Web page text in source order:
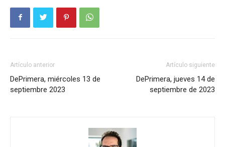
Artículo anterior
DePrimera, miércoles 13 de
septiembre 2023
Artículo siguiente
DePrimera, jueves 14 de
septiembre de 2023